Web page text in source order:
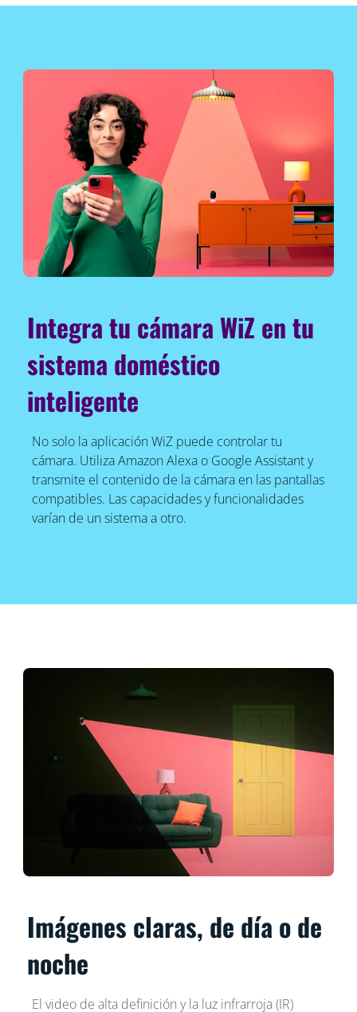
Integra tu cámara WiZ en tu
sistema doméstico
inteligente
No solo la aplicación WiZ puede controlar tu
cámara. Utiliza Amazon Alexa o Google Assistant y
transmite el contenido de la cámara en las pantallas
compatibles. Las capacidades y funcionalidades
varían de un sistema a otro.
Imágenes claras, de día o de
noche
El video de alta definición y la luz infrarroja (IR)